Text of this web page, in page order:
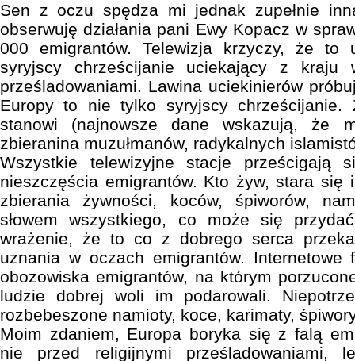
Sen z oczu spędza mi jednak zupełnie
obserwuję działania pani Ewy Kopacz w
000 emigrantów. Telewizja krzyczy, że
syryjscy chrześcijanie uciekający z kraju
prześladowaniami. Lawina uciekinierów
Europy to nie tylko syryjscy chrześcijanie.
stanowi (najnowsze dane wskazują, że
zbieranina muzułmanów, radykalnych
Wszystkie telewizyjne stacje prześcigają
nieszczęścia emigrantów. Kto żyw, stara się
zbierania żywności, koców, śpiworów,
słowem wszystkiego, co może się
wrażenie, że to co z dobrego serca
uznania w oczach emigrantów. Internetowe
obozowiska emigrantów, na którym
ludzie dobrej woli im podarowali.
rozbebeszone namioty, koce, karimaty,
Moim zdaniem, Europa boryka się z falą
nie przed religijnymi prześladowaniami,